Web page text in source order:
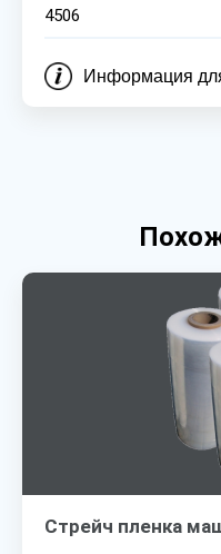
4506
Информация
Стрейч пленка